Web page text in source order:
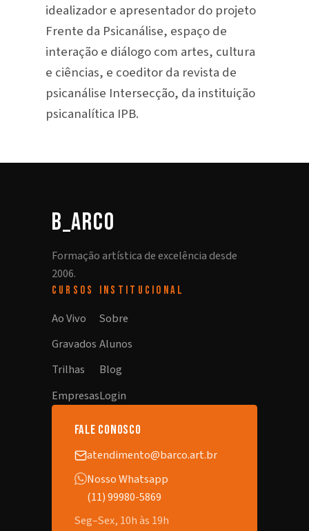
idealizador e apresentador do projeto
Frente da Psicanálise, espaço de
interação e diálogo com artes, cultura
e ciências, e coeditor da revista de
psicanálise Intersecção, da instituição
psicanalítica IPB.
b_arco
Formação artística de excelência desde
2006.
CURSOS
Ao Vivo
Gravados
Trilhas
Empresas
INSTITUCIONAL
Sobre
Alunos
Blog
Login
fale conosco
atendimento@barco.art.br
Nosso Whatsapp
(11) 99980-5869
Seg–Sex, 10h às 19h